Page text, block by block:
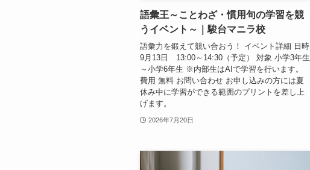
語彙王～ことわざ・慣用句の学習を競
うイベント～｜駿台マニラ校
語彙力を鍛えて競い合おう！ イベント詳細 日時
9月13日 13:00～14:30（予定） 対象 小学3年生
～小学6年生 ※内部生はAIで学習を行います。
費用 無料 お問い合わせ お申し込みの方には夏
休み中に学習ができる範囲のプリントを差し上
げます。
2026年7月20日